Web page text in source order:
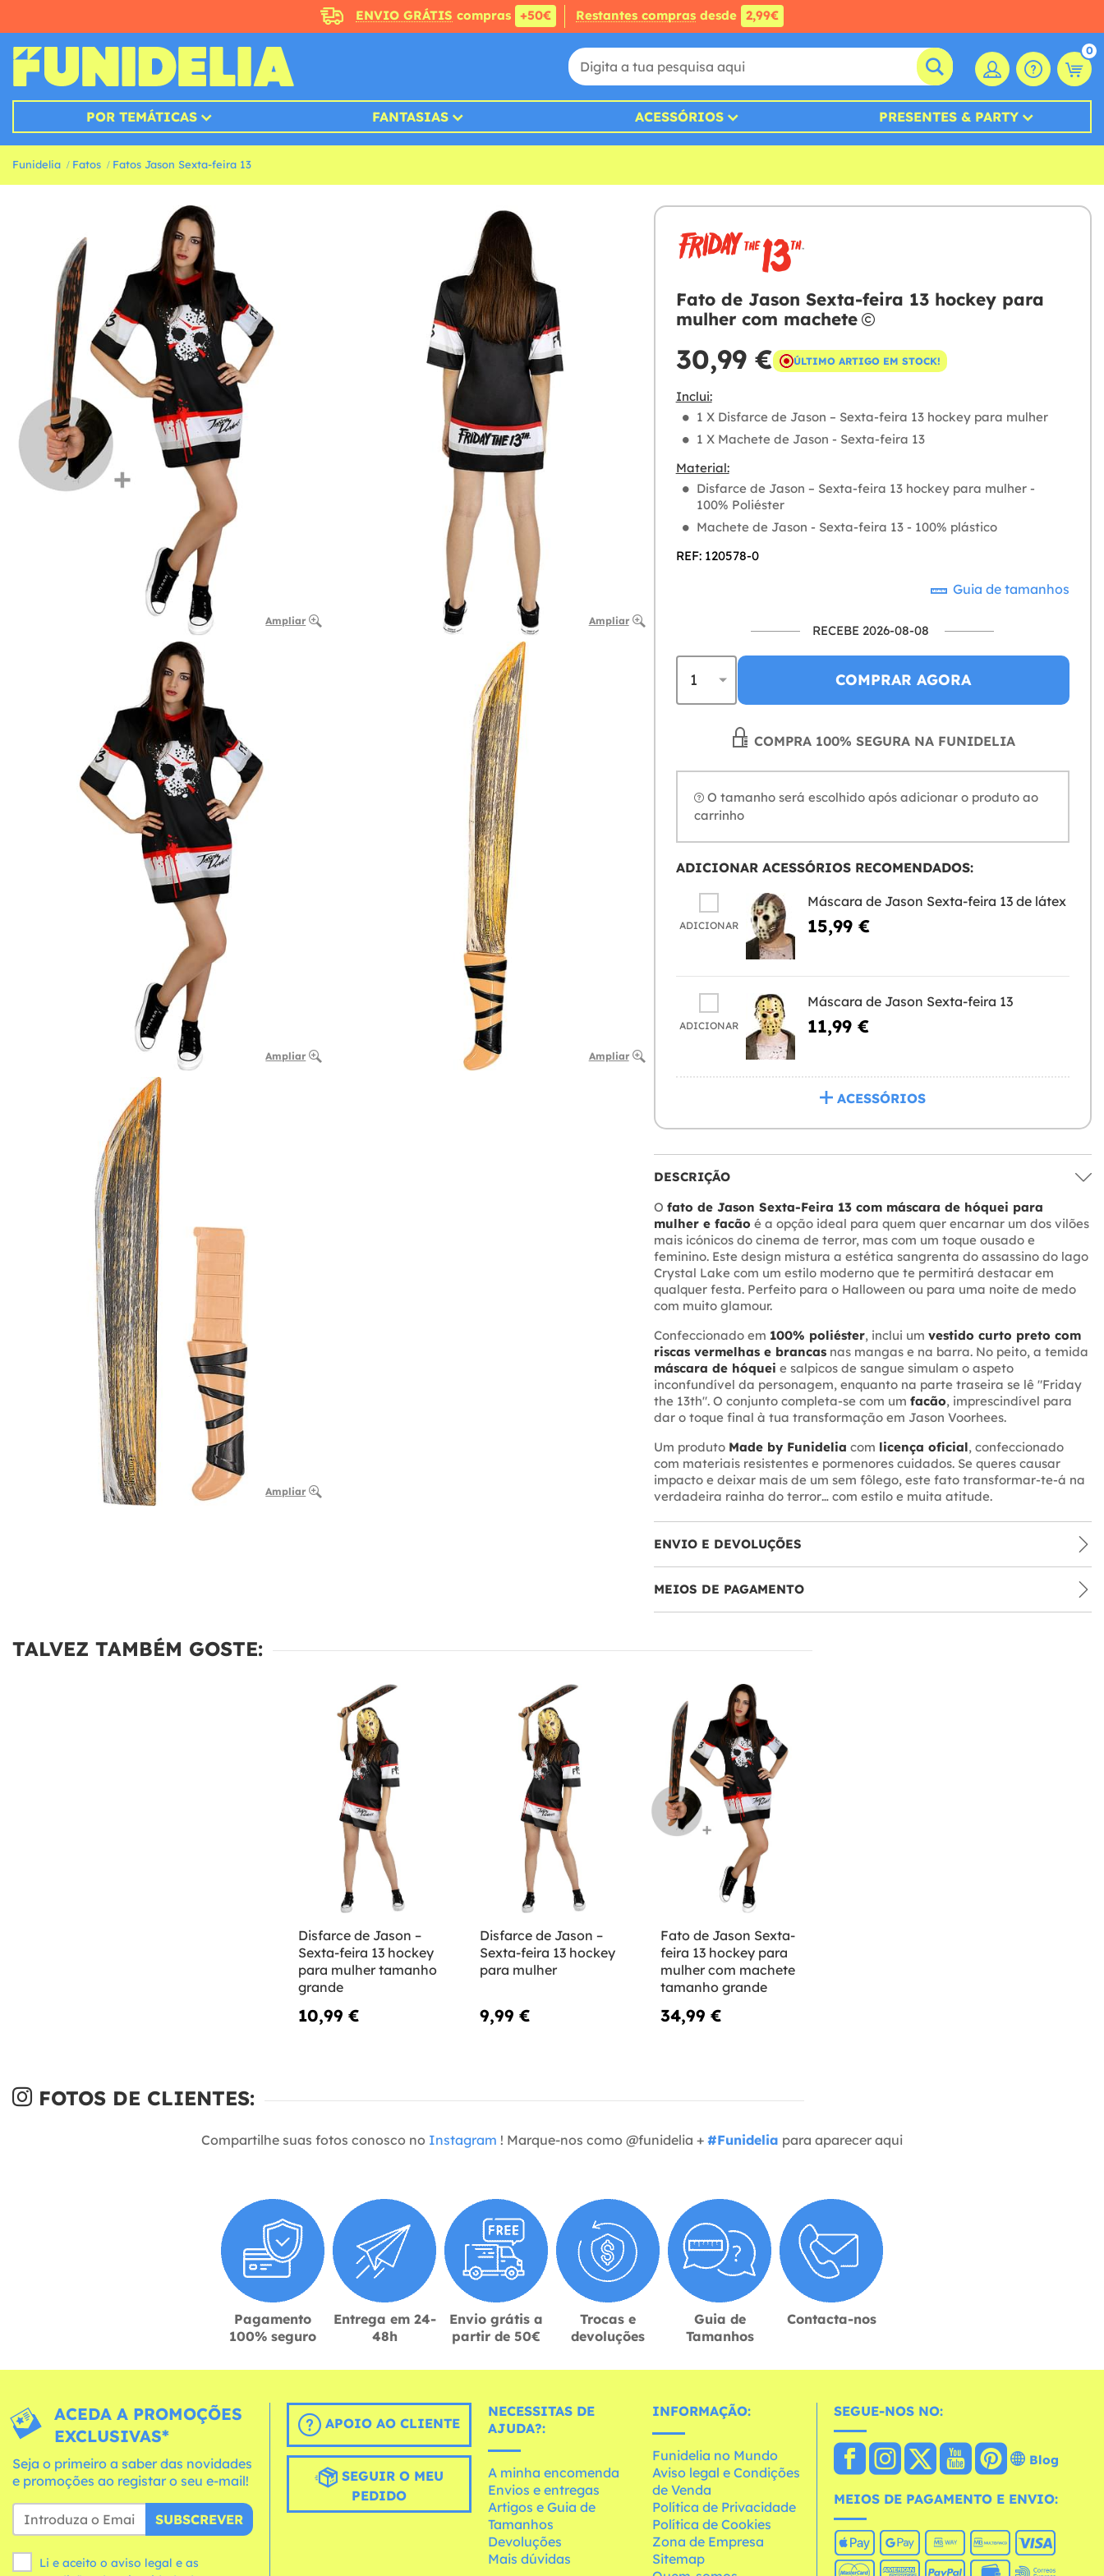
ENVIO GRÁTIS compras +50€ Restantes compras desde 2,99€
0
POR TEMÁTICAS FANTASIAS ACESSÓRIOS PRESENTES & PARTY
Funidelia Fatos Fatos Jason Sexta-feira 13
Ampliar Ampliar
Ampliar Ampliar
Ampliar
Fato de Jason Sexta-feira 13 hockey para
mulher com machete
30,99 € ÚLTIMO ARTIGO EM STOCK!
Inclui:
1 X Disfarce de Jason – Sexta-feira 13 hockey para mulher
1 X Machete de Jason - Sexta-feira 13
Material:
Disfarce de Jason – Sexta-feira 13 hockey para mulher -
100% Poliéster
Machete de Jason - Sexta-feira 13 - 100% plástico
REF: 120578-0
Guia de tamanhos
RECEBE 2026-08-08
COMPRAR AGORA
COMPRA 100% SEGURA NA FUNIDELIA
O tamanho será escolhido após adicionar o produto ao
carrinho
ADICIONAR ACESSÓRIOS RECOMENDADOS:
ADICIONAR
Máscara de Jason Sexta-feira 13 de látex
15,99 €
ADICIONAR
Máscara de Jason Sexta-feira 13
11,99 €
ACESSÓRIOS
DESCRIÇÃO
O fato de Jason Sexta-Feira 13 com máscara de hóquei para
mulher e facão é a opção ideal para quem quer encarnar um dos vilões
mais icónicos do cinema de terror, mas com um toque ousado e
feminino. Este design mistura a estética sangrenta do assassino do lago
Crystal Lake com um estilo moderno que te permitirá destacar em
qualquer festa. Perfeito para o Halloween ou para uma noite de medo
com muito glamour.
Confeccionado em 100% poliéster, inclui um vestido curto preto com
riscas vermelhas e brancasnas mangas e na barra. No peito, a temida
máscara de hóquei e salpicos de sangue simulam o aspeto
inconfundível da personagem, enquanto na parte traseira se lê "Friday
the 13th". O conjunto completa-se com um facão, imprescindível para
dar o toque final à tua transformação em Jason Voorhees.
Um produto Made by Funidelia com licença oficial, confeccionado
com materiais resistentes e pormenores cuidados. Se queres causar
impacto e deixar mais de um sem fôlego, este fato transformar-te-á na
verdadeira rainha do terror… com estilo e muita atitude.
ENVIO E DEVOLUÇÕES
MEIOS DE PAGAMENTO
TALVEZ TAMBÉM GOSTE:
Disfarce de Jason –
Sexta-feira 13 hockey
para mulher tamanho
grande
10,99 €
Disfarce de Jason –
Sexta-feira 13 hockey
para mulher
9,99 €
Fato de Jason Sexta-
feira 13 hockey para
mulher com machete
tamanho grande
34,99 €
FOTOS DE CLIENTES:
Compartilhe suas fotos conosco no Instagram ! Marque-nos como @funidelia + #Funidelia para aparecer aqui
Pagamento
100% seguro
Entrega em 24-
48h
Envio grátis a
partir de 50€
Trocas e
devoluções
Guia de
Tamanhos
Contacta-nos
ACEDA A PROMOÇÕES
EXCLUSIVAS*
Seja o primeiro a saber das novidades
e promoções ao registar o seu e-mail!
SUBSCREVER
Li e aceito o aviso legal e as
APOIO AO CLIENTE
SEGUIR O MEU
PEDIDO
NECESSITAS DE
AJUDA?:
A minha encomenda
Envios e entregas
Artigos e Guia de
Tamanhos
Devoluções
Mais dúvidas
INFORMAÇÃO:
Funidelia no Mundo
Aviso legal e Condições
de Venda
Política de Privacidade
Política de Cookies
Zona de Empresa
Sitemap
SEGUE-NOS NO:
Blog
MEIOS DE PAGAMENTO E ENVIO: